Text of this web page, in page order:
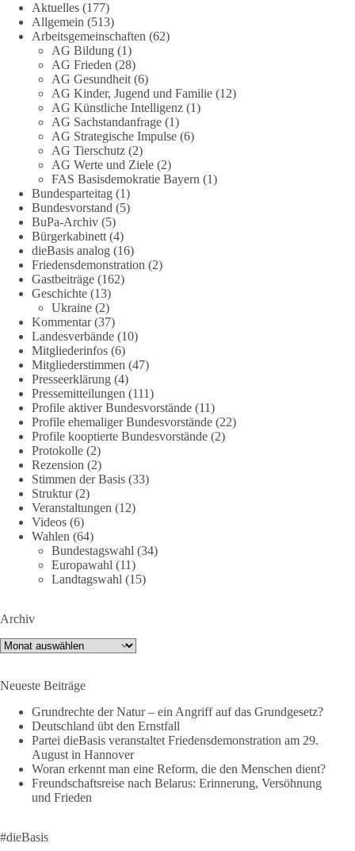
Referent Frank Bothmann stellte die These auf, dass die
derzeit in Teilen der Umweltbewegung diskutierten
„Grundrechte der Natur“ weit über klassischen Naturschutz
hinausreichen und grundlegende Fragen zum Menschenbild,
zum Rechtsstaat und zur Demokratie aufwerfen. [...]
👉 Hier weiterlesen:https://diebasis-
partei.de/2026/07/grundrechte-der-natur-ein-angriff-auf-das-
grundgesetz/
🟩🟩🟦🟦🟥🟥🟧🟧
Es ging weniger um fertige Antworten als um eine Debatte
darüber, wie Freiheit, Verantwortung, Naturschutz und
Grundrechte in einer demokratischen Gesellschaft künftig
miteinander in Einklang gebracht werden können.
#dieBasis #natur #grundrechte
38 7 8
DieBasis
1 Tag zuvor
Jetzt dieBasis Sachsen-Anhalt unterstützen!
Die Landtagswahl 2026 in Sachsen-Anhalt findet am 6.
September statt. Die Inhalte stehen – jetzt müssen sie gesehen,
geteilt und diskutiert werden.
Folge unseren Kanälen:
Facebook:
https://www.facebook.com/groups/diebasissachsenanhalt/
Tiktok:
X:https://x.com/DieBasisLSA
Youtube:https://www.youtube.com/dieBasisSachsenAnhalt
🟩🟩🟦🟦🟥🟥🟧🟧
Like, teile und kommentiere unsere Beiträge, damit noch mehr
Menschen mitbekommen, wofür wir stehen und warum es sich
lohnt, dieBasis zu wählen.
Mehr Infos: https://diebasis-st.de/wahlprogramm/
#dieBasis #Landtagswahl
Aktuelles (177)
Allgemein (513)
Arbeitsgemeinschaften (62)
AG Bildung (1)
AG Frieden (28)
AG Gesundheit (6)
AG Kinder, Jugend und Familie (12)
AG Künstliche Intelligenz (1)
AG Sachstandanfrage (1)
AG Strategische Impulse (6)
AG Tierschutz (2)
AG Werte und Ziele (2)
FAS Basisdemokratie Bayern (1)
Bundesparteitag (1)
Bundesvorstand (5)
BuPa-Archiv (5)
Bürgerkabinett (4)
dieBasis analog (16)
Friedensdemonstration (2)
Gastbeiträge (162)
Geschichte (13)
Ukraine (2)
Kommentar(37)
Landesverbände (10)
Mitgliederinfos (6)
Mitgliederstimmen (47)
Presseerklärung (4)
Pressemitteilungen (111)
Profile aktiver Bundesvorstände (11)
Profile ehemaliger Bundesvorstände (22)
Profile kooptierte Bundesvorstände (2)
Protokolle (2)
Rezension (2)
Stimmen der Basis (33)
Struktur(2)
Veranstaltungen (12)
Videos (6)
Wahlen (64)
Bundestagswahl (34)
Europawahl (11)
Landtagswahl (15)
Archiv
Archiv
Neueste Beiträge
Grundrechte der Natur – ein Angriff auf das Grundgesetz?
Deutschland übt den Ernstfall
Partei dieBasis veranstaltet Friedensdemonstration am 29.
August in Hannover
Woran erkennt man eine Reform, die den Menschen dient?
Freundschaftsreise nach Belarus: Erinnerung, Versöhnung
und Frieden
#dieBasis